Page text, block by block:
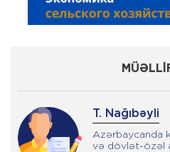
T. Nağıbəyli
Azərbaycanda
və dövlət-özəl